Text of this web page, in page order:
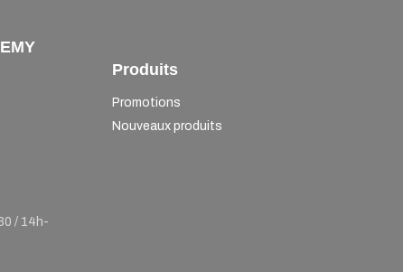
/ 14h-
Produits
Promotions
Nouveaux produits